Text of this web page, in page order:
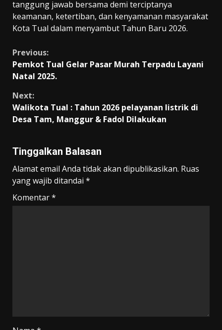
tanggung jawab bersama demi terciptanya
keamanan, ketertiban, dan kenyamanan masyarakat
Kota Tual dalam menyambut Tahun Baru 2026.
Continue
Reading
Previous:
Pemkot Tual Gelar Pasar Murah Terpadu Layani
Natal 2025.
Next:
Walikota Tual : Tahun 2026 pelayanan listrik di
Desa Tam, Manggur & Fadol Dilakukan
Tinggalkan Balasan
Alamat email Anda tidak akan dipublikasikan. Ruas
yang wajib ditandai *
Komentar*